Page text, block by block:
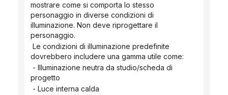
mostrare come si comporta lo stesso
personaggio in diverse condizioni di
illuminazione. Non deve riprogettare il
personaggio.
dovrebbero includere una gamma utile come:
progetto
- Luce interna calda